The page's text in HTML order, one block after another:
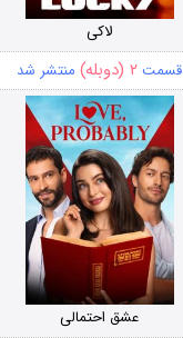
لاکی
قسمت ۲ (دوبله) منتشر شد
عشق احتمالی